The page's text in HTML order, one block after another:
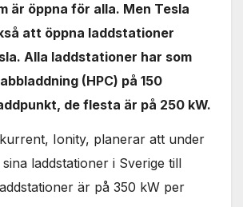
är öppna för alla. Men Tesla
att öppna laddstationer
Alla laddstationer har som
(HPC) på 150
de flesta är på 250 kW.
Ionity, planerar att under
laddstationer i Sverige till
är på 350 kW per